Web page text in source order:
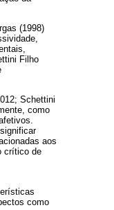
(1998)
Filho
Schettini
como
aos
crítico de
como